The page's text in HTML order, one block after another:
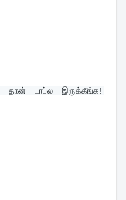
தான் டாப்ல இருக்கீங்க!